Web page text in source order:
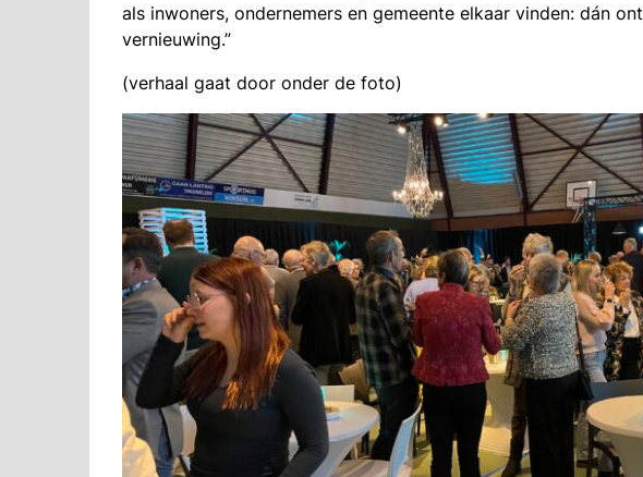
als inwoners, ondernemers en gemeente elkaar vinden: dán
vernieuwing.”
(verhaal gaat door onder de foto)